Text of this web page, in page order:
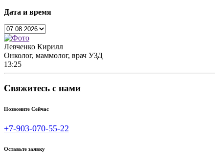
Дата и время
Левченко Кирилл
Онколог, маммолог, врач УЗД
13:25
Свяжитесь с нами
Позвоните Сейчас
+7-903-070-55-22
Оставьте заявку